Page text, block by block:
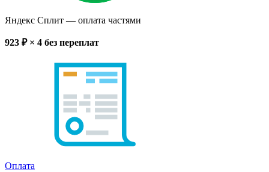
Яндекс Сплит — оплата частями
923 ₽ × 4 без переплат
Оплата